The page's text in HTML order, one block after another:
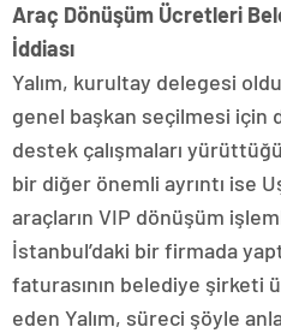
Araç Dönüşüm Ücretleri
İddiası
Yalım, kurultay delegesi
genel başkan seçilmesi
destek çalışmaları
bir diğer önemli ayrıntı ise
araçların VIP dönüşüm
İstanbul’daki bir firmada
faturasının belediye şirketi
eden Yalım, süreci şöyle